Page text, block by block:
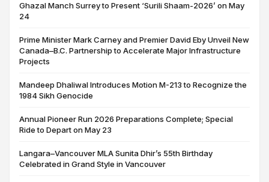
Ghazal Manch Surrey to Present ‘Surili Shaam-2026’ on May
24
Prime Minister Mark Carney and Premier David Eby Unveil New
Canada–B.C. Partnership to Accelerate Major Infrastructure
Projects
Mandeep Dhaliwal Introduces Motion M-213 to Recognize the
1984 Sikh Genocide
Annual Pioneer Run 2026 Preparations Complete; Special
Ride to Depart on May 23
Langara–Vancouver MLA Sunita Dhir’s 55th Birthday
Celebrated in Grand Style in Vancouver